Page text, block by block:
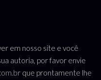
em nosso site e você
autoria, por favor envie
que prontamente lhe